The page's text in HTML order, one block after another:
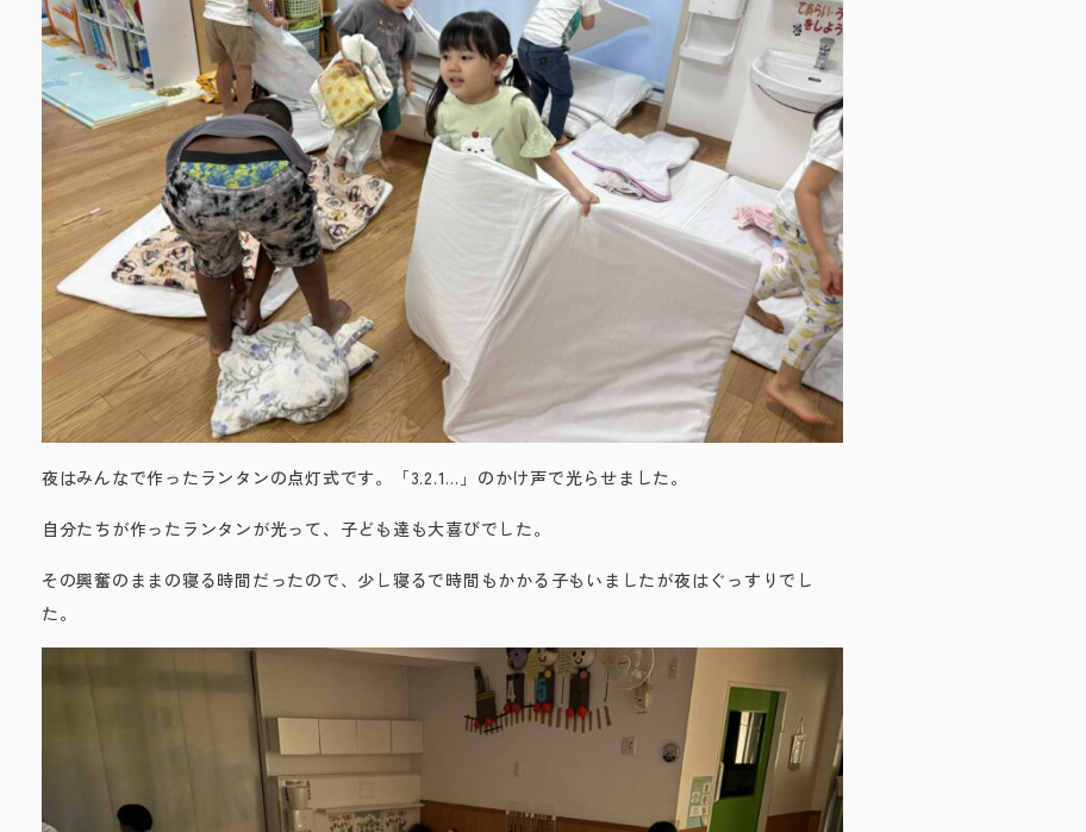
夜はみんなで作ったランタンの点灯式です。「3.2.1…」のかけ声で光らせました。
自分たちが作ったランタンが光って、子ども達も大喜びでした。
その興奮のままの寝る時間だったので、少し寝るで時間もかかる子もいましたが夜はぐっすりでし
た。